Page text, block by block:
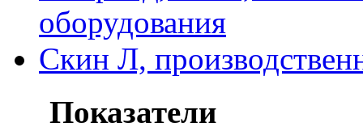
оборудования
Скин Л,
Показатели